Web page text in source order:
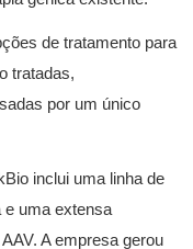
de tratamento para
tratadas,
por um único
inclui uma linha de
e uma extensa
A empresa gerou